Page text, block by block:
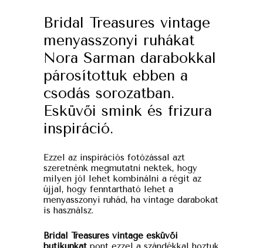
Bridal Treasures vintage
menyasszonyi ruhákat
Nora Sarman darabokkal
párosítottuk ebben a
csodás sorozatban.
Esküvői smink és frizura
inspiráció.
Ezzel az inspirációs fotózással azt
szeretnénk megmutatni nektek, hogy
milyen jól lehet kombinálni a régit az
újjal, hogy fenntartható lehet a
menyasszonyi ruhád, ha vintage darabokat
is használsz.
Bridal Treasures vintage esküvői